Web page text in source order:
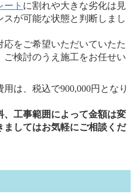
ート に割れや大きな劣化は見
が可能な状態と判断しまし
をご希望いただいていたた
検討のうえ施工をお任せい
は、税込で900,000円となり
工事範囲によって金額は変
してはお気軽にご相談くだ